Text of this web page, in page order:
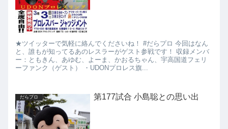
★ツイッターで気軽に絡んでくださいね！ #だらプロ 今回はなん
と、誰もが知ってるあのレスラーがゲスト参戦です！ 収録メンバ
ー：ともきん、あゆむ、よーま、かおるちゃん、宇高国道フェリ
ーファンク（ゲスト） ・UDONプロレス旗...
だらプロ 第177試合 小島聡との思い出